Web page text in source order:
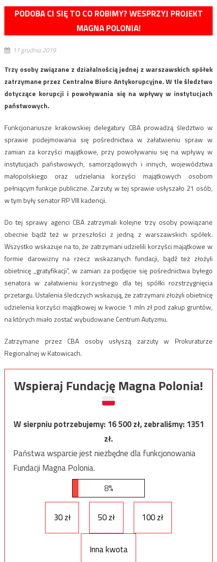
PODOBA CI SIĘ TO CO ROBIMY? WESPRZYJ PROJEKT
MAGNA POLONIA!
11 grudnia 2019
Trzy osoby związane z działalnością jednej z warszawskich spółek
zatrzymane przez Centralne Biuro Antykorupcyjne. W tle śledztwo
dotyczące korupcji i powoływania się na wpływy w instytucjach
państwowych.
Funkcjonariusze krakowskiej delegatury CBA prowadzą śledztwo w
sprawie podejmowania się pośrednictwa w załatwieniu spraw w
zamian za korzyści majątkowe, przy powoływaniu się na wpływy w
instytucjach państwowych, samorządowych i innych, województwa
małopolskiego oraz udzielania korzyści majątkowych osobom
pełniącym funkcje publiczne. Zarzuty w tej sprawie usłyszało 21 osób,
w tym były senator RP VIII kadencji.
Do tej sprawy agenci CBA zatrzymali kolejne trzy osoby powiązane
obecnie bądź też w przeszłości z jedną z warszawskich spółek.
Wszystko wskazuje na to, że zatrzymani udzielili korzyści majątkowe w
formie darowizny na rzecz wskazanych fundacji, bądź też złożyli
obietnicę ,,gratyfikacji”, w zamian za podjęcie się pośrednictwa byłego
senatora w załatwieniu korzystnego dla tej spółki rozstrzygnięcia
przetargu. Ustalenia śledczych wskazują, że zatrzymani złożyli obietnicę
udzielenia korzyści majątkowej w kwocie 1 mln zł pod zakup gruntów,
na których miało zostać wybudowane Centrum Autyzmu.
Zatrzymane przez CBA osoby usłyszą zarzuty w Prokuraturze
Regionalnej w Katowicach.
Wspieraj Fundację Magna Polonia!
W sierpniu potrzebujemy:16 500zł, zebraliśmy:1351
zł.
Państwa wsparcie jest niezbędne dla funkcjonowania
Fundacji Magna Polonia.
8%
30 zł 50 zł 100 zł
Inna kwota